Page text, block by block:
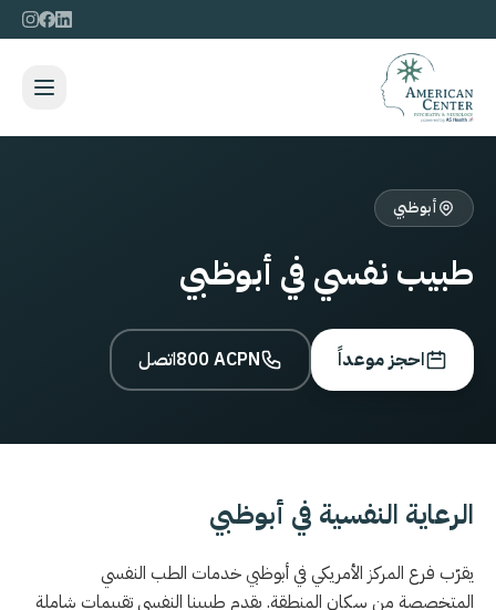
أبوظبي
طبيب نفسي في أبوظبي
احجز موعداً 800 ACPNاتصل
الرعاية النفسية في أبوظبي
يقرّب فرع المركز الأمريكي في أبوظبي خدمات الطب النفسي
المتخصصة من سكان المنطقة. يقدم طبيبنا النفسي تقييمات شاملة